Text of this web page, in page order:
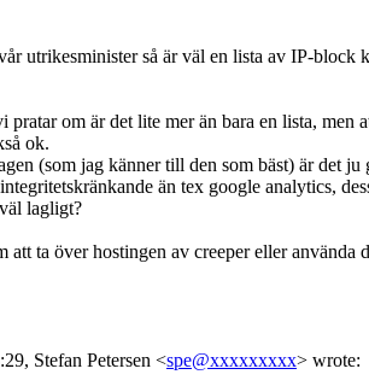
utrikesminister så är väl en lista av IP-
pratar om är det lite mer än bara en lista,
ok.
(som jag känner till den som bäst) är det ju
än tex google analytics,
lagligt?
att ta över hostingen av creeper eller
Stefan Petersen <spe@xxxxxxxxx> wrote: